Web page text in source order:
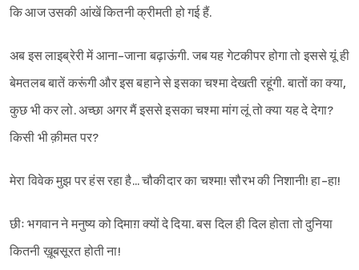
कि आज उसकी आंखें कितनी क्रीमती हो गई हैं.
अब इस लाइब्रेरी में आना-जाना बढ़ाऊंगी. जब यह गेटकीपर होगा तो इससे यूं ही
बेमतलब बातें करूंगी और इस बहाने से इसका चश्मा देखती रहूंगी. बातों का क्या,
कुछ भी कर लो. अच्छा अगर मैं इससे इसका चश्मा मांग लूं तो क्या यह दे देगा?
किसी भी क़ीमत पर?
मेरा विवेक मुझ पर हंस रहा है... चौकीदार का चश्मा! सौरभ की निशानी! हा-हा!
छीः भगवान ने मनुष्य को दिमाग़ क्यों दे दिया. बस दिल ही दिल होता तो दुनिया
कितनी ख़ूबसूरत होती ना!